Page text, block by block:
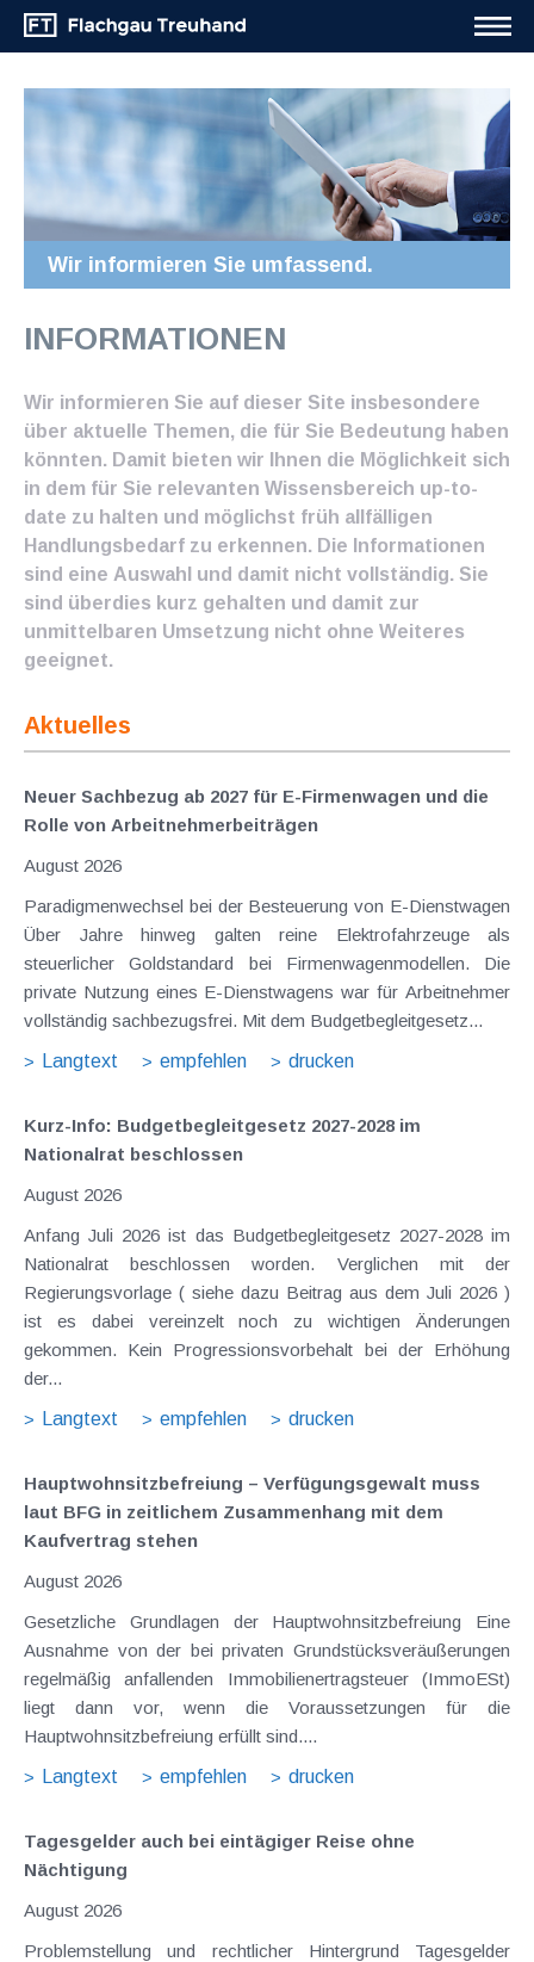
Wir informieren Sie umfassend.
INFORMATIONEN
Wir informieren Sie auf dieser Site insbesondere
über aktuelle Themen, die für Sie Bedeutung haben
könnten. Damit bieten wir Ihnen die Möglichkeit sich
in dem für Sie relevanten Wissensbereich up-to-
date zu halten und möglichst früh allfälligen
Handlungsbedarf zu erkennen. Die Informationen
sind eine Auswahl und damit nicht vollständig. Sie
sind überdies kurz gehalten und damit zur
unmittelbaren Umsetzung nicht ohne Weiteres
geeignet.
Aktuelles
Neuer Sachbezug ab 2027 für E-Firmenwagen und die
Rolle von Arbeitnehmer​­beiträgen
August 2026
Paradigmenwechsel bei der Besteuerung von E-Dienstwagen
Über Jahre hinweg galten reine Elektrofahrzeuge als
steuerlicher Goldstandard bei Firmenwagenmodellen. Die
private Nutzung eines E-Dienstwagens war für Arbeitnehmer
vollständig sachbezugsfrei. Mit dem Budgetbegleitgesetz...
Langtext
empfehlen drucken
Kurz-Info: Budgetbegleitgesetz 2027-2028 im
Nationalrat beschlossen
August 2026
Anfang Juli 2026 ist das Budgetbegleitgesetz 2027-2028 im
Nationalrat beschlossen worden. Verglichen mit der
Regierungsvorlage ( siehe dazu Beitrag aus dem Juli 2026 )
ist es dabei vereinzelt noch zu wichtigen Änderungen
gekommen. Kein Progressionsvorbehalt bei der Erhöhung
der...
Langtext
empfehlen drucken
Hauptwohnsitz​­befreiung – Verfügungsgewalt muss
laut BFG in zeitlichem Zusammenhang mit dem
Kaufvertrag stehen
August 2026
Gesetzliche Grundlagen der Hauptwohnsitzbefreiung Eine
Ausnahme von der bei privaten Grundstücksveräußerungen
regelmäßig anfallenden Immobilienertragsteuer (ImmoESt)
liegt dann vor, wenn die Voraussetzungen für die
Hauptwohnsitzbefreiung erfüllt sind....
Langtext
empfehlen drucken
Tagesgelder auch bei eintägiger Reise ohne
Nächtigung
August 2026
Problemstellung und rechtlicher Hintergrund Tagesgelder